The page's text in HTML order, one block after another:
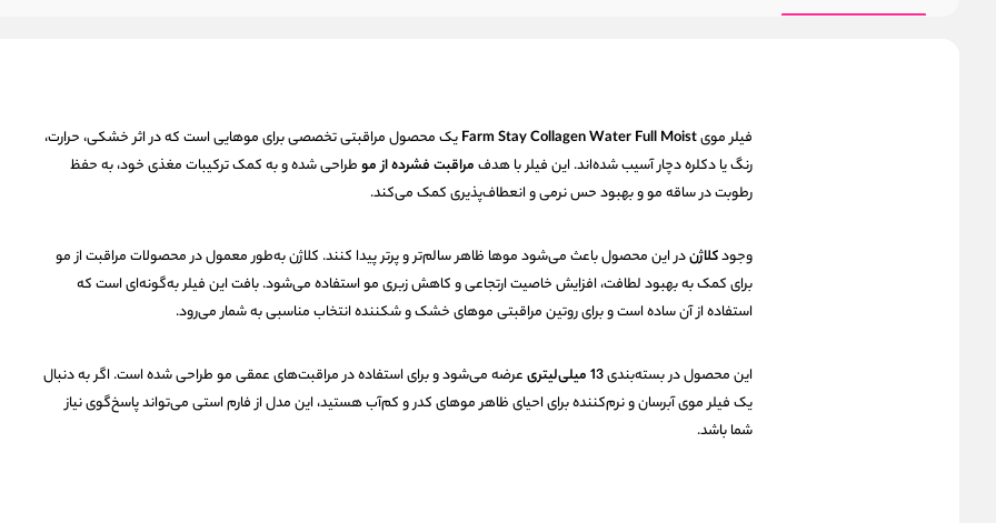
فیلر مویFarm Stay Collagen Water Full Moistیک محصول مراقبتی تخصصی برای موهایی است که در اثر خشکی، حرارت،
رنگ یا دکلره دچار آسیب شده‌اند. این فیلر با هدفمراقبت فشرده از موطراحی شده و به کمک ترکیبات مغذی خود، به حفظ
رطوبت در ساقه مو و بهبود حس نرمی و انعطاف‌پذیری کمک می‌کند.
وجودکلاژندر این محصول باعث می‌شود موها ظاهر سالم‌تر و پرتر پیدا کنند. کلاژن به‌طور معمول در محصولات مراقبت از مو
برای کمک به بهبود لطافت، افزایش خاصیت ارتجاعی و کاهش زبری مو استفاده می‌شود. بافت این فیلر به‌گونه‌ای است که
استفاده از آن ساده است و برای روتین مراقبتی موهای خشک و شکننده انتخاب مناسبی به شمار می‌رود.
این محصول در بسته‌بندی13 میلی‌لیتری
عرضه می‌شود و برای استفاده در مراقبت‌های عمقی مو طراحی شده است. اگر به دنبال
یک فیلر موی آبرسان و نرم‌کننده برای احیای ظاهر موهای کدر و کم‌آب هستید، این مدل از فارم استی می‌تواند پاسخ‌گوی نیاز
شما باشد.